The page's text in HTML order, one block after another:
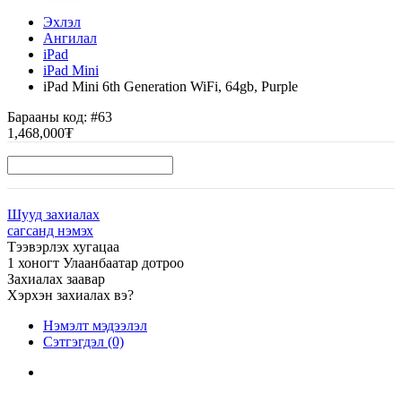
Эхлэл
Ангилал
iPad
iPad Mini
iPad Mini 6th Generation WiFi, 64gb, Purple
Барааны код: #63
1,468,000₮
Шууд захиалах
сагсанд нэмэх
Тээвэрлэх хугацаа
1 хоногт Улаанбаатар дотроо
Захиалах заавар
Хэрхэн захиалах вэ?
Нэмэлт мэдээлэл
Сэтгэгдэл (0)